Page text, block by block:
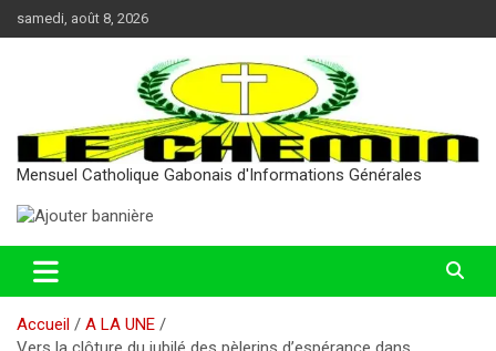
au
samedi, août 8, 2026
Mensuel Catholique Gabonais d'Informations Générales
Accueil
A LA UNE